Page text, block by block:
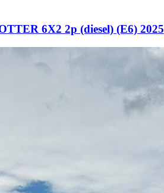
6X2 2p (diesel) (E6) 2025